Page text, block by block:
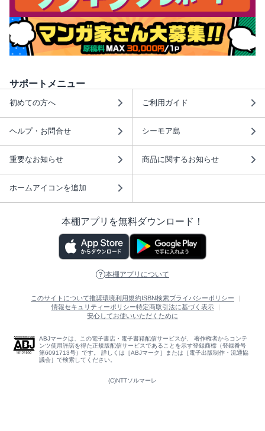
サポートメニュー
初めての方へ ご利用ガイド
ヘルプ・お問合せ シーモア島
重要なお知らせ 商品に関するお知らせ
ホームアイコンを追加
本棚アプリを無料ダウンロード！
本棚アプリについて
このサイトについて推奨環境利用規約ISBN検索プライバシーポリシー
情報セキュリティーポリシー特定商取引法に基づく表示
安心してお使いいただくために
ABJマークは、この電子書店・電子書籍配信サービスが、 著作権者からコンテ
ンツ使用許諾を得た正規版配信サービスであることを示す登録商標（登録番号
第6091713号）です。 詳しくは［ABJマーク］または［電子出版制作・流通協
議会］で検索してください。
(C)NTTソルマーレ